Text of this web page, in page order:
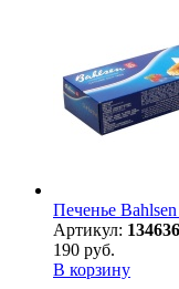
Печенье
Артикул: 134636
190 руб.
В корзину